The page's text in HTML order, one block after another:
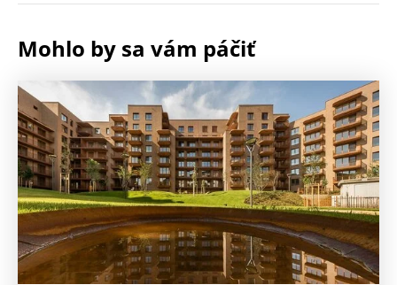
Mohlo by sa vám páčiť